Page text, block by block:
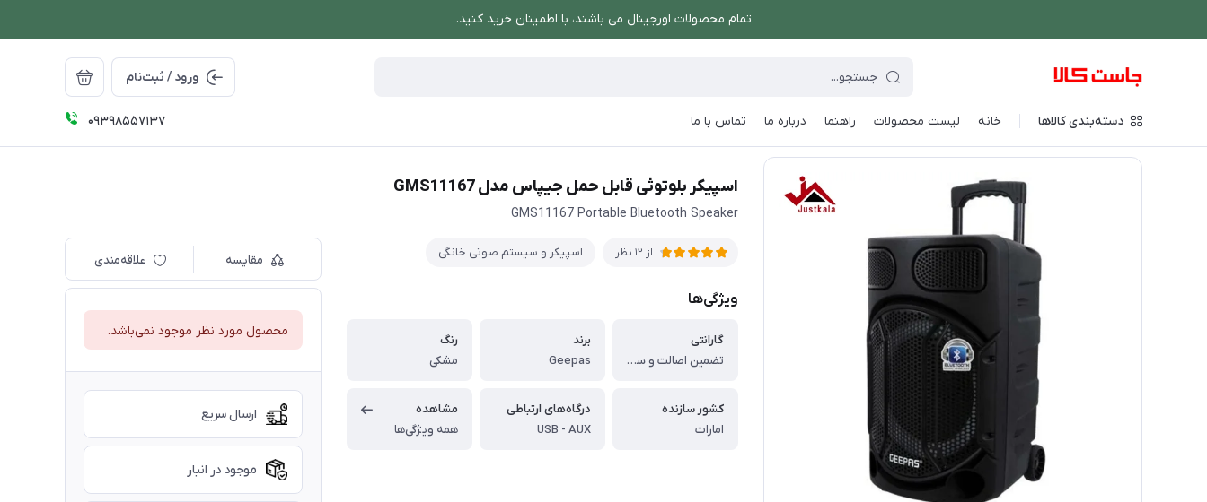
تمام محصولات اورجینال می باشند، با اطمینان خرید کنید.
ورود / ثبت‌نام
دسته‌بندی کالاها خانه لیست محصولات راهنما درباره ما تماس با ما 09398557137
فروشگاه اینترنتی جاست کالا صوتی و تصویری اسپیکر و سیستم صوتی خانگی اسپیکر بلوتوثی قابل حمل جیپاس مدل GMS11167
اسپیکر بلوتوثی قابل حمل جیپاس مدل GMS11167
GMS11167 Portable Bluetooth Speaker
از 12 نظر اسپیکر و سیستم صوتی خانگی
ویژگی‌ها
گارانتی
تضمین اصالت و سلامت فیزیکی کالا
برند
Geepas
رنگ
مشکی
کشور سازنده
امارات
درگاه‌های ارتباطی
USB - AUX
مشاهده
همه ویژگی‌ها
مقایسه علاقه‌مندی
محصول مورد نظر موجود نمی‌باشد.
ارسال سریع
موجود در انبار